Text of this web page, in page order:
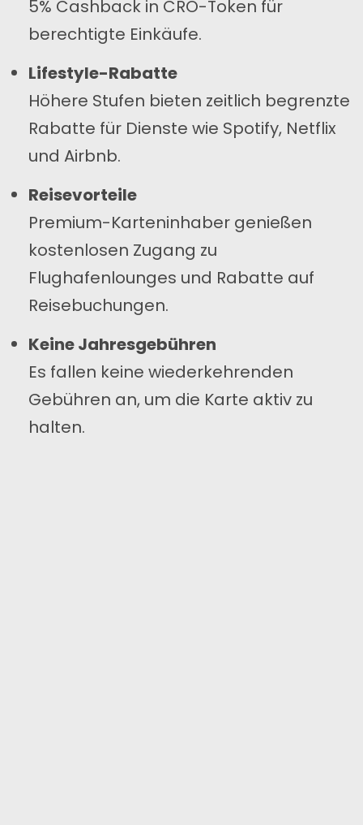
5% Cashback in CRO-Token für
berechtigte Einkäufe.
Lifestyle-Rabatte
Höhere Stufen bieten zeitlich begrenzte
Rabatte für Dienste wie Spotify, Netflix
und Airbnb.
Reisevorteile
Premium-Karteninhaber genießen
kostenlosen Zugang zu
Flughafenlounges und Rabatte auf
Reisebuchungen.
Keine Jahresgebühren
Es fallen keine wiederkehrenden
Gebühren an, um die Karte aktiv zu
halten.